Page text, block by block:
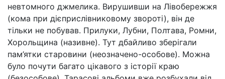
невтомного джмелика. Вирушивши на Лівобережжя
(кома при дієприслівниковому звороті), він де
тільки не побував. Прилуки, Лубни, Полтава, Ромни,
Хорольщина (називне). Тут дбайливо зберігали
пам’ятки старовини (неозначено-особове). Можна
було почути багато цікавого з історії краю